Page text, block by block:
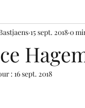
15 sept. 2018 0
: 16 sept. 2018